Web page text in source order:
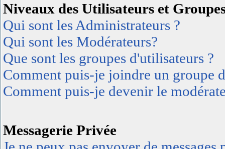
Niveaux des Utilisateurs et
Qui sont les Administrateurs ?
Qui sont les Modérateurs?
Que sont les groupes d'utilisateurs ?
Comment puis-je joindre un groupe
Comment puis-je devenir le
Messagerie Privée